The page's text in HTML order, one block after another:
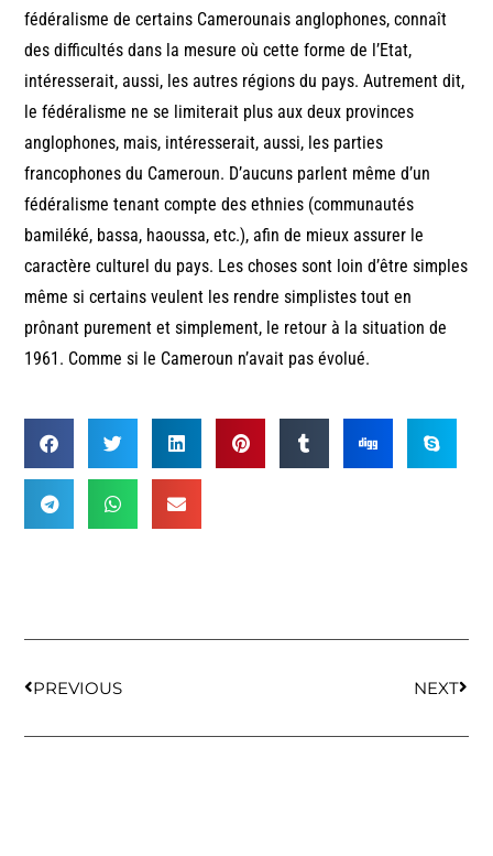
fédéralisme de certains Camerounais anglophones, connaît
des difficultés dans la mesure où cette forme de l’Etat,
intéresserait, aussi, les autres régions du pays. Autrement dit,
le fédéralisme ne se limiterait plus aux deux provinces
anglophones, mais, intéresserait, aussi, les parties
francophones du Cameroun. D’aucuns parlent même d’un
fédéralisme tenant compte des ethnies (communautés
bamiléké, bassa, haoussa, etc.), afin de mieux assurer le
caractère culturel du pays. Les choses sont loin d’être simples
même si certains veulent les rendre simplistes tout en
prônant purement et simplement, le retour à la situation de
1961. Comme si le Cameroun n’avait pas évolué.
PREVIOUS NEXT